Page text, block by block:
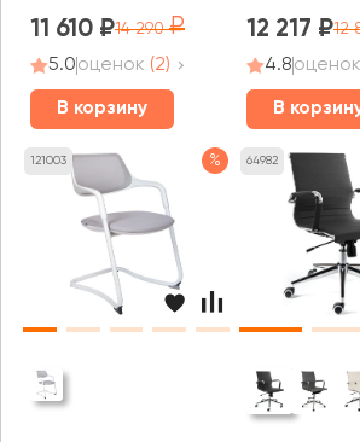
11 610 14 290
5.0оценок (2)
В корзину
12 217 12
4.8оценок
В
121003 % 64982